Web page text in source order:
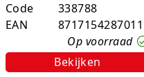
Code
338788
EAN
8717154287011
Op voorraad
Bekijken